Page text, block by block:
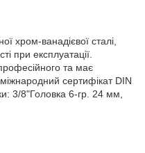
хром-ванадієвої сталі,
при експлуатації.
та має
міжнародний сертифікат DIN
3/8"Головка 6-гр. 24 мм,